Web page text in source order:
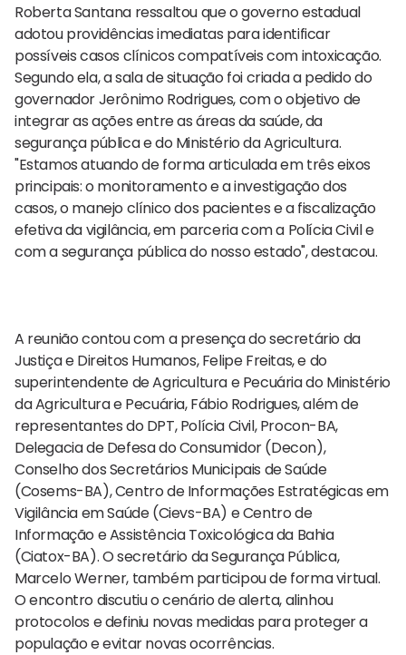
Roberta Santana ressaltou que o governo estadual
adotou providências imediatas para identificar
possíveis casos clínicos compatíveis com intoxicação.
Segundo ela, a sala de situação foi criada a pedido do
governador Jerônimo Rodrigues, com o objetivo de
integrar as ações entre as áreas da saúde, da
segurança pública e do Ministério da Agricultura.
"Estamos atuando de forma articulada em três eixos
principais: o monitoramento e a investigação dos
casos, o manejo clínico dos pacientes e a fiscalização
efetiva da vigilância, em parceria com a Polícia Civil e
com a segurança pública do nosso estado", destacou.
A reunião contou com a presença do secretário da
Justiça e Direitos Humanos, Felipe Freitas, e do
superintendente de Agricultura e Pecuária do Ministério
da Agricultura e Pecuária, Fábio Rodrigues, além de
representantes do DPT, Polícia Civil, Procon-BA,
Delegacia de Defesa do Consumidor (Decon),
Conselho dos Secretários Municipais de Saúde
(Cosems-BA), Centro de Informações Estratégicas em
Vigilância em Saúde (Cievs-BA) e Centro de
Informação e Assistência Toxicológica da Bahia
(Ciatox-BA). O secretário da Segurança Pública,
Marcelo Werner, também participou de forma virtual.
O encontro discutiu o cenário de alerta, alinhou
protocolos e definiu novas medidas para proteger a
população e evitar novas ocorrências.